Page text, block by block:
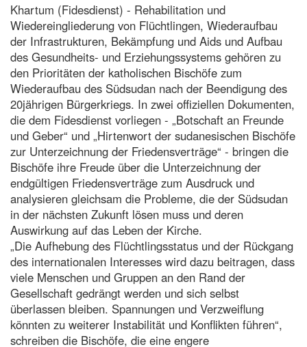
Khartum (Fidesdienst) - Rehabilitation und
Wiedereingliederung von Flüchtlingen, Wiederaufbau
der Infrastrukturen, Bekämpfung und Aids und Aufbau
des Gesundheits- und Erziehungssystems gehören zu
den Prioritäten der katholischen Bischöfe zum
Wiederaufbau des Südsudan nach der Beendigung des
20jährigen Bürgerkriegs. In zwei offiziellen Dokumenten,
die dem Fidesdienst vorliegen - „Botschaft an Freunde
und Geber“ und „Hirtenwort der sudanesischen Bischöfe
zur Unterzeichnung der Friedensverträge“ - bringen die
Bischöfe ihre Freude über die Unterzeichnung der
endgültigen Friedensverträge zum Ausdruck und
analysieren gleichsam die Probleme, die der Südsudan
in der nächsten Zukunft lösen muss und deren
Auswirkung auf das Leben der Kirche.
„Die Aufhebung des Flüchtlingsstatus und der Rückgang
des internationalen Interesses wird dazu beitragen, dass
viele Menschen und Gruppen an den Rand der
Gesellschaft gedrängt werden und sich selbst
überlassen bleiben. Spannungen und Verzweiflung
könnten zu weiterer Instabilität und Konflikten führen“,
schreiben die Bischöfe, die eine engere